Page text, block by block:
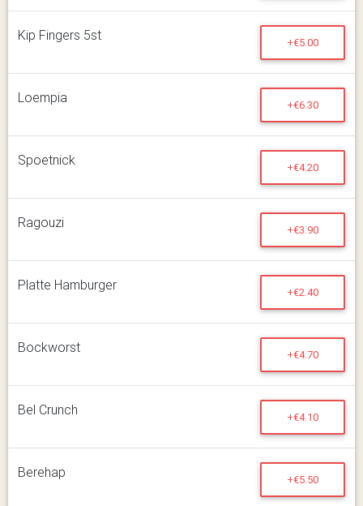
Kip Fingers 5st +€5.00
Loempia +€6.30
Spoetnick +€4.20
Ragouzi +€3.90
Platte Hamburger +€2.40
Bockworst +€4.70
Bel Crunch +€4.10
Berehap +€5.50